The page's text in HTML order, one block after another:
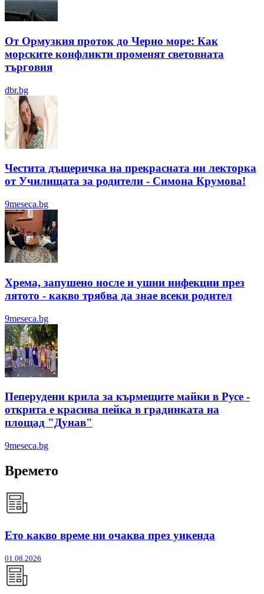
От Ормузкия проток до Черно море: Как
морските конфликти променят световната
търговия
dbr.bg
Честита дъщеричка на прекрасната ни лекторка
от Училищата за родители - Симона Крумова!
9meseca.bg
Хрема, запушено носле и ушни инфекции през
лятотo - какво трябва да знае всеки родител
9meseca.bg
Пеперудени крила за кърмещите майки в Русе -
открита е красива пейка в градинката на
площад "Дунав"
9meseca.bg
Времето
Ето какво време ни очаква през уикенда
01.08.2026